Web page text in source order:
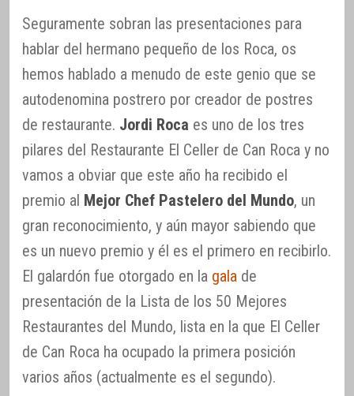
Seguramente sobran las presentaciones para
hablar del hermano pequeño de los Roca, os
hemos hablado a menudo de este genio que se
autodenomina postrero por creador de postres
de restaurante. Jordi Roca es uno de los tres
pilares del Restaurante El Celler de Can Roca y no
vamos a obviar que este año ha recibido el
premio al Mejor Chef Pastelero del Mundo, un
gran reconocimiento, y aún mayor sabiendo que
es un nuevo premio y él es el primero en recibirlo.
El galardón fue otorgado en la gala de
presentación de la Lista de los 50 Mejores
Restaurantes del Mundo, lista en la que El Celler
de Can Roca ha ocupado la primera posición
varios años (actualmente es el segundo).